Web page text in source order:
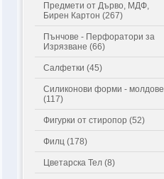
Предмети от Дърво, МДФ,
Бирен Картон (267)
Пънчове - Перфоратори за
Изрязване (66)
Салфетки (45)
Силиконови форми - молдове
(117)
Фигурки от стиропор (52)
Филц (178)
Цветарска Тел (8)